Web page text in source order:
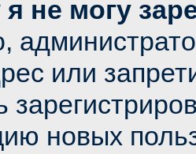
не могу
или
новых